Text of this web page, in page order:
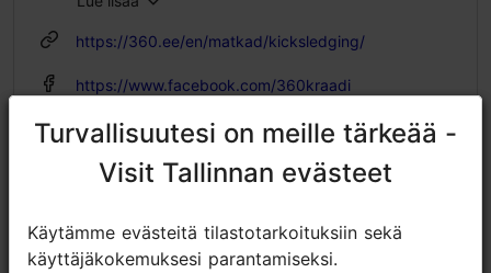
https://360.ee/en/matkad/kicksledging/
https://www.facebook.com/360kraadi
matkad@360.ee
+372 56668172
Kielet: englanti, suomi
Lue lisää
Turvallisuutesi on meille tärkeää -
Visit Tallinnan evästeet
Käytämme evästeitä tilastotarkoituksiin sekä
käyttäjäkokemuksesi parantamiseksi.
Turvallisuutesi on meille tärkeää -
Visit Tallinnan evästeet
Käytämme evästeitä tilastotarkoituksiin sekä
käyttäjäkokemuksesi parantamiseksi.